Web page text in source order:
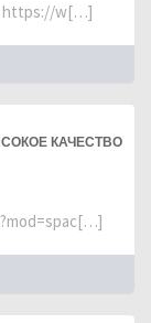
https://w[…]
КАЧЕСТВО